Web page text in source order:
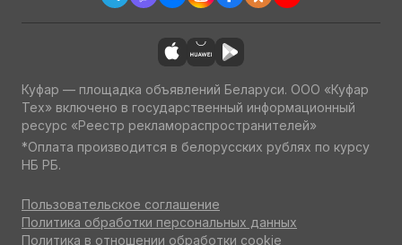
Куфар — площадка объявлений Беларуси. ООО «Куфар
Тех» включено в государственный информационный
ресурс «Реестр рекламораспространителей»
*Оплата производится в белорусских рублях по курсу
НБ РБ.
Пользовательское соглашение
Политика обработки персональных данных
Политика в отношении обработки cookie